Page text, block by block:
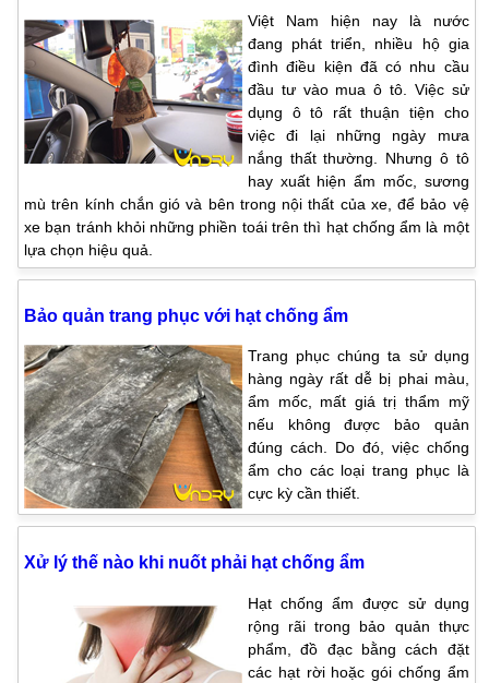
Việt Nam hiện nay là nước
đang phát triển, nhiều hộ gia
đình điều kiện đã có nhu cầu
đầu tư vào mua ô tô. Việc sử
dụng ô tô rất thuận tiện cho
việc đi lại những ngày mưa
nắng thất thường. Nhưng ô tô
hay xuất hiện ẩm mốc, sương
mù trên kính chắn gió và bên trong nội thất của xe, để bảo vệ
xe bạn tránh khỏi những phiền toái trên thì hạt chống ẩm là một
lựa chọn hiệu quả.
Bảo quản trang phục với hạt chống ẩm
Trang phục chúng ta sử dụng
hàng ngày rất dễ bị phai màu,
ẩm mốc, mất giá trị thẩm mỹ
nếu không được bảo quản
đúng cách. Do đó, việc chống
ẩm cho các loại trang phục là
cực kỳ cần thiết.
Xử lý thế nào khi nuốt phải hạt chống ẩm
Hạt chống ẩm được sử dụng
rộng rãi trong bảo quản thực
phẩm, đồ đạc bằng cách đặt
các hạt rời hoặc gói chống ẩm